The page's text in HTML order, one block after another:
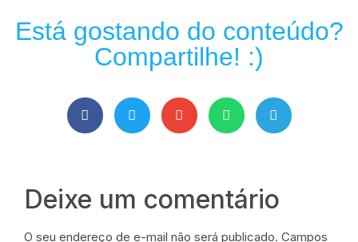
Está gostando do conteúdo?
Compartilhe! :)
Deixe um comentário
O seu endereço de e-mail não será publicado. Campos